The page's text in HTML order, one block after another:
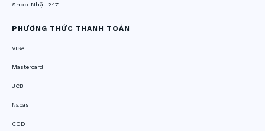
Shop Nhật 247
PHƯƠNG THỨC THANH TOÁN
VISA
Mastercard
JCB
Napas
COD